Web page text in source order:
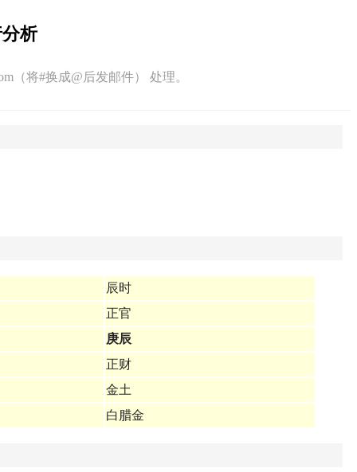
析
（将#换成@后发邮件） 处理。
辰时
正官
庚辰
正财
金土
白腊金